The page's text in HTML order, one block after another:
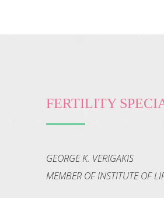
FERTILITY
GEORGE K. VERIGAKIS
MEMBER OF INSTITUTE OF